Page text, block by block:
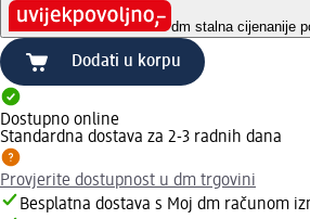
dm stalna cijenanije
Dodati u korpu
Dostupno online
Standardna dostava za 2-3 radnih dana
Provjerite dostupnost u dm trgovini
Besplatna dostava s Moj dm računom